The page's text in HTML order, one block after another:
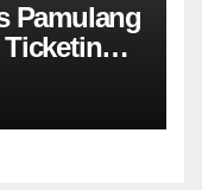
Pamulang